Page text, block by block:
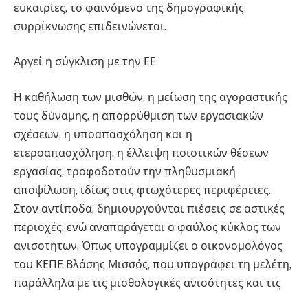
ευκαιρίες, το φαινόμενο της δημογραφικής
συρρίκνωσης επιδεινώνεται.
Αργεί η σύγκλιση με την ΕΕ
Η καθήλωση των μισθών, η μείωση της αγοραστικής
τους δύναμης, η απορρύθμιση των εργασιακών
σχέσεων, η υποαπασχόληση και η
ετεροαπασχόληση, η έλλειψη ποιοτικών θέσεων
εργασίας, τροφοδοτούν την πληθυσμιακή
αποψίλωση, ιδίως στις φτωχότερες περιφέρειες.
Στον αντίποδα, δημιουργούνται πιέσεις σε αστικές
περιοχές, ενώ αναπαράγεται ο φαύλος κύκλος των
ανισοτήτων. Όπως υπογραμμίζει ο οικονομολόγος
του ΚΕΠΕ Βλάσης Μισσός, που υπογράφει τη μελέτη,
παράλληλα με τις μισθολογικές ανισότητες και τις